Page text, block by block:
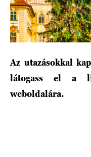
Az utazásokkal
látogass el a
weboldalára.